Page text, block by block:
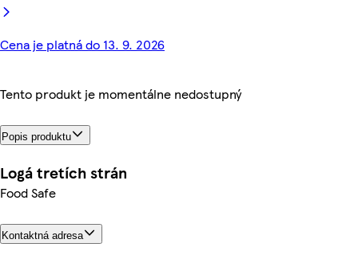
Cena je platná do 13. 9. 2026
Tento produkt je momentálne nedostupný
Popis produktu
Logá tretích strán
Food Safe
Kontaktná adresa